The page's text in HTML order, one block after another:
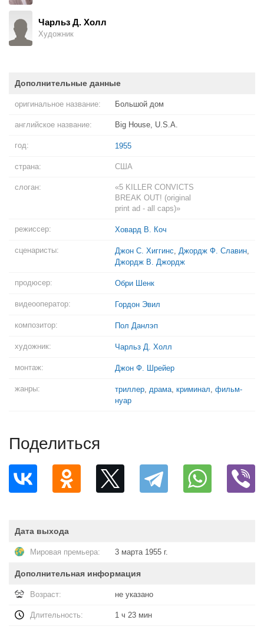
Чарльз Д. Холл
Художник
Дополнительные данные
оригинальное название: Большой дом
английское название: Big House, U.S.A.
год: 1955
страна: США
слоган:
«5 KILLER CONVICTS
BREAK OUT! (original
print ad - all caps)»
режиссер: Ховард В. Коч
сценаристы: Джон С. Хиггинс, Джордж Ф. Славин,
Джордж В. Джордж
продюсер: Обри Шенк
видеооператор: Гордон Эвил
композитор: Пол Данлэп
художник: Чарльз Д. Холл
монтаж: Джон Ф. Шрейер
жанры: триллер, драма, криминал, фильм-
нуар
Поделиться
Дата выхода
Мировая премьера: 3 марта 1955 г.
Дополнительная информация
Возраст: не указано
Длительность: 1 ч 23 мин